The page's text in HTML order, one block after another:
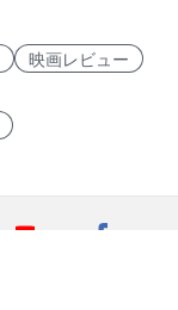
映画レビュー